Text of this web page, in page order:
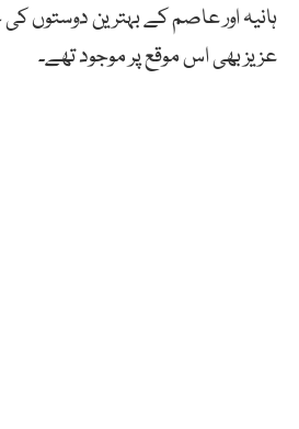
ہانیہ اور عاصم کے بہترین دوستوں کی
عزیز بھی اس موقع پر موجود تھے۔